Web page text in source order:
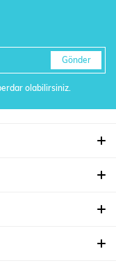
Gönder
olabilirsiniz.